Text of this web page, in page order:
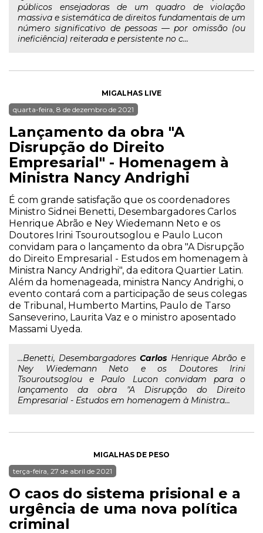
públicos ensejadoras de um quadro de violação
massiva e sistemática de direitos fundamentais de um
número significativo de pessoas — por omissão (ou
ineficiência) reiterada e persistente no c...
MIGALHAS LIVE
quarta-feira, 8 de dezembro de 2021
Lançamento da obra "A
Disrupção do Direito
Empresarial" - Homenagem à
Ministra Nancy Andrighi
É com grande satisfação que os coordenadores
Ministro Sidnei Benetti, Desembargadores Carlos
Henrique Abrão e Ney Wiedemann Neto e os
Doutores Irini Tsouroutsoglou e Paulo Lucon
convidam para o lançamento da obra "A Disrupção
do Direito Empresarial - Estudos em homenagem à
Ministra Nancy Andrighi", da editora Quartier Latin.
Além da homenageada, ministra Nancy Andrighi, o
evento contará com a participação de seus colegas
de Tribunal, Humberto Martins, Paulo de Tarso
Sanseverino, Laurita Vaz e o ministro aposentado
Massami Uyeda.
...Benetti, DesembargadoresCarlos Henrique Abrão e
Ney Wiedemann Neto e os Doutores Irini
Tsouroutsoglou e Paulo Lucon convidam para o
lançamento da obra "A Disrupção do Direito
Empresarial - Estudos em homenagem à Ministra...
MIGALHAS DE PESO
terça-feira, 27 de abril de 2021
O caos do sistema prisional e a
urgência de uma nova política
criminal